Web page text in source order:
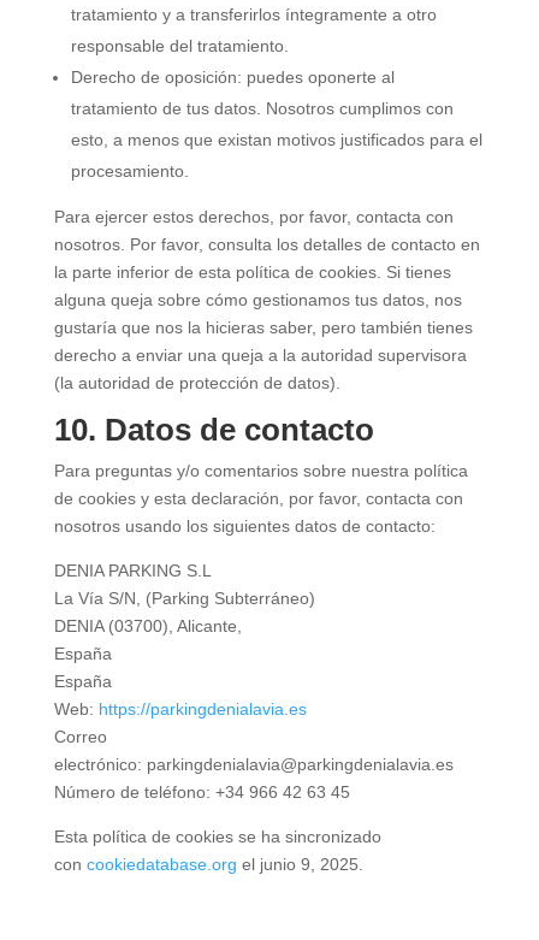
tratamiento y a transferirlos íntegramente a otro
responsable del tratamiento.
Derecho de oposición: puedes oponerte al
tratamiento de tus datos. Nosotros cumplimos con
esto, a menos que existan motivos justificados para el
procesamiento.
Para ejercer estos derechos, por favor, contacta con
nosotros. Por favor, consulta los detalles de contacto en
la parte inferior de esta política de cookies. Si tienes
alguna queja sobre cómo gestionamos tus datos, nos
gustaría que nos la hicieras saber, pero también tienes
derecho a enviar una queja a la autoridad supervisora
(la autoridad de protección de datos).
10. Datos de contacto
Para preguntas y/o comentarios sobre nuestra política
de cookies y esta declaración, por favor, contacta con
nosotros usando los siguientes datos de contacto:
DENIA PARKING S.L
La Vía S/N, (Parking Subterráneo)
DENIA (03700), Alicante,
España
España
Web: https://parkingdenialavia.es
Correo
electrónico: parkingdenialavia@parkingdenialavia.es
Número de teléfono: +34 966 42 63 45
Esta política de cookies se ha sincronizado
con cookiedatabase.org el junio 9, 2025.